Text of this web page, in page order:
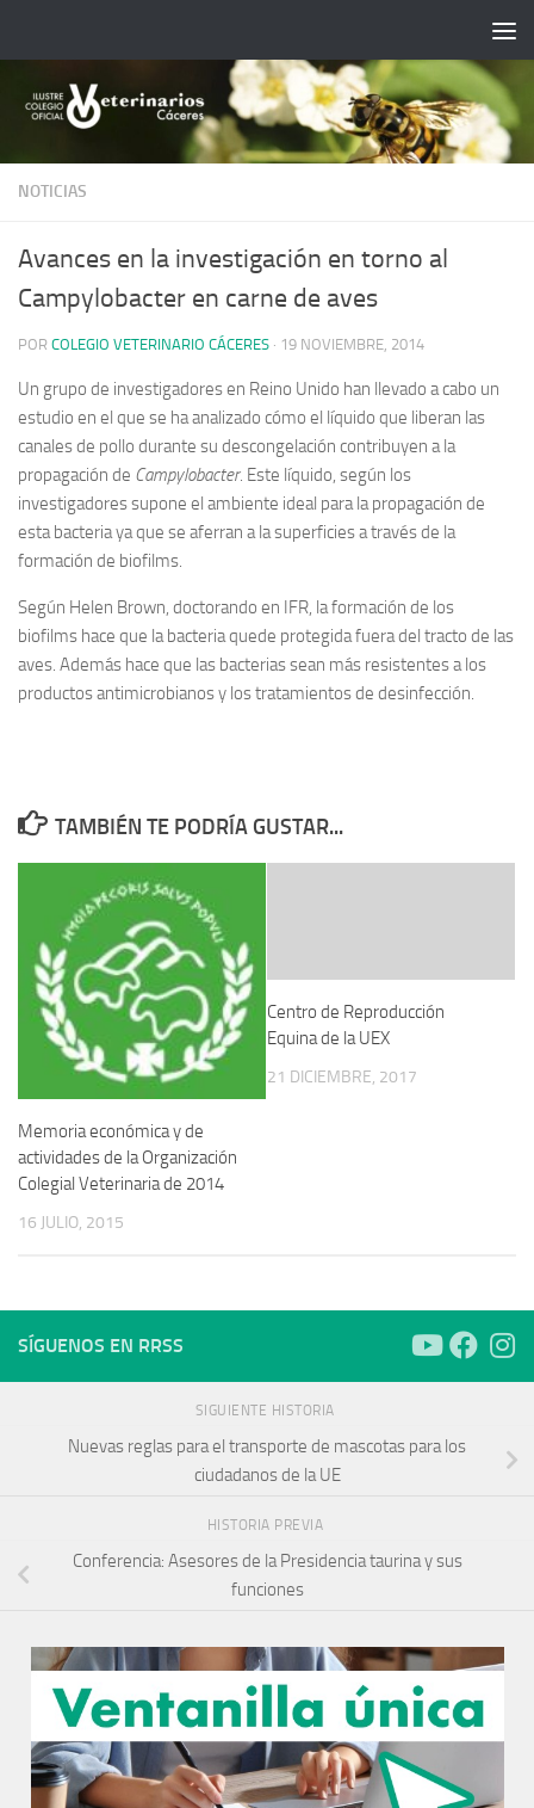
NOTICIAS
Avances en la investigación en torno al
Campylobacter en carne de aves
POR COLEGIO VETERINARIO CÁCERES · 19 NOVIEMBRE, 2014
Un grupo de investigadores en Reino Unido han llevado a cabo un
estudio en el que se ha analizado cómo el líquido que liberan las
canales de pollo durante su descongelación contribuyen a la
propagación de Campylobacter. Este líquido, según los
investigadores supone el ambiente ideal para la propagación de
esta bacteria ya que se aferran a la superficies a través de la
formación de biofilms.
Según Helen Brown, doctorando en IFR, la formación de los
biofilms hace que la bacteria quede protegida fuera del tracto de las
aves. Además hace que las bacterias sean más resistentes a los
productos antimicrobianos y los tratamientos de desinfección.
TAMBIÉN TE PODRÍA GUSTAR...
Memoria económica y de
actividades de la Organización
Colegial Veterinaria de 2014
16 JULIO, 2015
Centro de Reproducción
Equina de la UEX
21 DICIEMBRE, 2017
SÍGUENOS EN RRSS
SIGUIENTE HISTORIA
Nuevas reglas para el transporte de mascotas para los
ciudadanos de la UE
HISTORIA PREVIA
Conferencia: Asesores de la Presidencia taurina y sus
funciones